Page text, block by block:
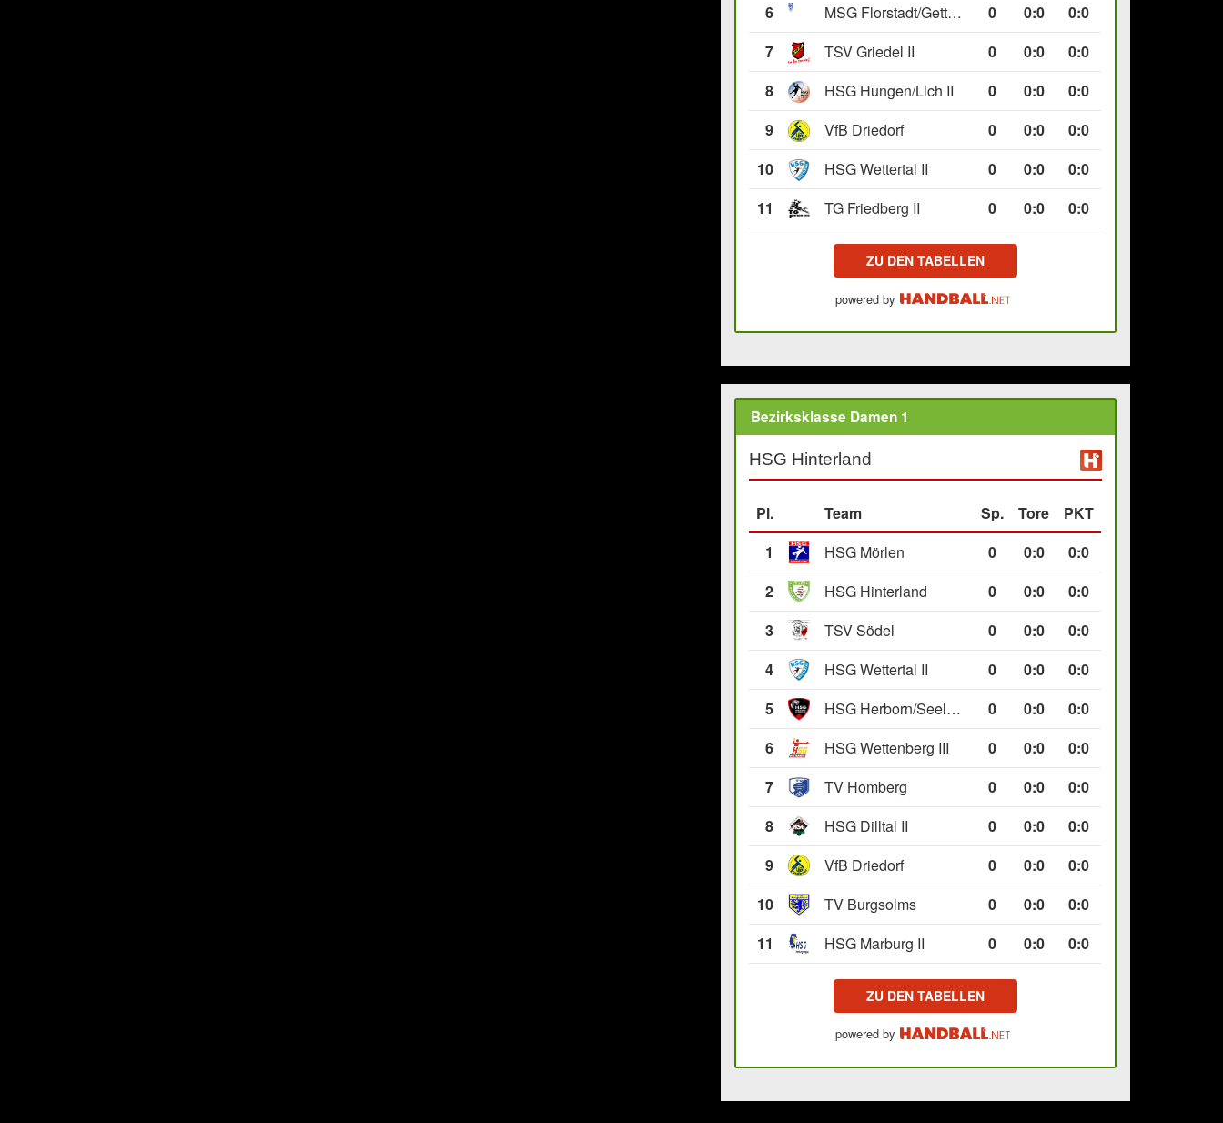
6
MSG Florstadt/Gettenau II 0 0:0
0:0
7
TSV Griedel II 0 0:0
0:0
8
HSG Hungen/Lich II 0 0:0
0:0
9
VfB Driedorf 0 0:0
0:0
10
HSG Wettertal II 0 0:0
0:0
11
TG Friedberg II 0 0:0 0:0
ZU DEN TABELLEN
powered by
Bezirksklasse Damen 1
HSG Hinterland
Pl. Team Sp. Tore
PKT
1
HSG Mörlen 0 0:0
0:0
2
HSG Hinterland 0 0:0
0:0
3
TSV Södel 0 0:0
0:0
4
HSG Wettertal II 0 0:0
0:0
5
HSG Herborn/Seelbach 0 0:0
0:0
6
HSG Wettenberg III 0 0:0
0:0
7
TV Homberg 0 0:0
0:0
8
HSG Dilltal II 0 0:0
0:0
9
VfB Driedorf 0 0:0
0:0
10
TV Burgsolms 0 0:0
0:0
11
HSG Marburg II 0 0:0 0:0
ZU DEN TABELLEN
powered by